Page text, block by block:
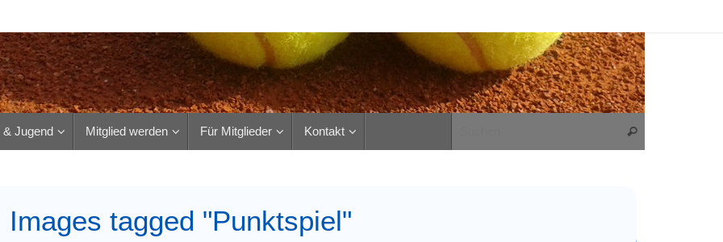
& Jugend Mitglied werden Für Mitglieder Kontakt Suchen
Images tagged "Punktspiel"